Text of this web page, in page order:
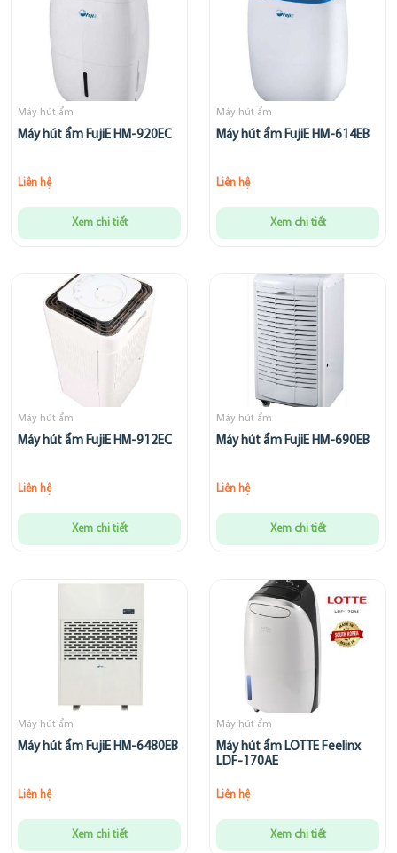
Máy hút ẩm
Máy hút ẩm FujiE HM-920EC
Liên hệ
Xem chi tiết
Máy hút ẩm
Máy hút ẩm FujiE HM-614EB
Liên hệ
Xem chi tiết
Máy hút ẩm
Máy hút ẩm FujiE HM-912EC
Liên hệ
Xem chi tiết
Máy hút ẩm
Máy hút ẩm FujiE HM-690EB
Liên hệ
Xem chi tiết
Máy hút ẩm
Máy hút ẩm FujiE HM-6480EB
Liên hệ
Xem chi tiết
Máy hút ẩm
Máy hút ẩm LOTTE Feelinx
LDF-170AE
Liên hệ
Xem chi tiết